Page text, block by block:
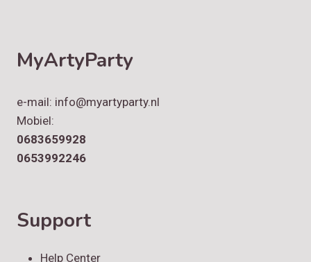
MyArtyParty
e-mail: info@myartyparty.nl
Mobiel:
0683659928
0653992246
Support
Help Center